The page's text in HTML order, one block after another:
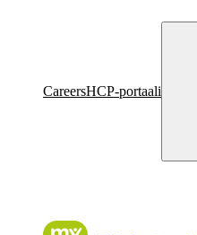
CareersHCP-portaali